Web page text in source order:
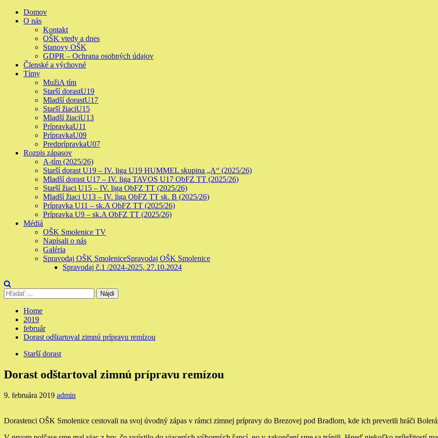
Skip
Primary
Menu
Domov
O nás
Kontakt
OŠK vtedy a dnes
Stanovy OŠK
GDPR – Ochrana osobných údajov
Členské a výchovné
Tímy
MužiA tím
Starší dorastU19
Mladší dorastU17
Starší žiaciU15
Mladší žiaciU13
PrípravkaU11
PrípravkaU09
PredprípravkaU07
Rozpis zápasov
A-tím (2025/26)
Starší dorast U19 – IV. liga U19 HUMMEL skupina „A“ (2025/26)
Mladší dorast U17 – IV. liga TAVOS U17 ObFZ TT (2025/26)
Starší žiaci U15 – IV. liga ObFZ TT (2025/26)
Mladší žiaci U13 – IV. liga ObFZ TT sk. B (2025/26)
Prípravka U11 – sk.A ObFZ TT (2025/26)
Prípravka U9 – sk.A ObFZ TT (2025/26)
Médiá
OŠK Smolenice TV
Napísali o nás
Galéria
Spravodaj OŠK SmoleniceSpravodaj OŠK Smolenice
Spravodaj č.1 /2024-2025, 27.10.2024
Hľadať:
Home
2019
február
Dorast odštartoval zimnú prípravu remízou
Starší dorast
Dorast odštartoval zimnú prípravu remízou
9. februára 2019 admin
Dorastenci OŠK Smolenice cestovali na svoj úvodný zápas v rámci zimnej prípravy do Brezovej pod Bradlom, kde ich preverili hráči